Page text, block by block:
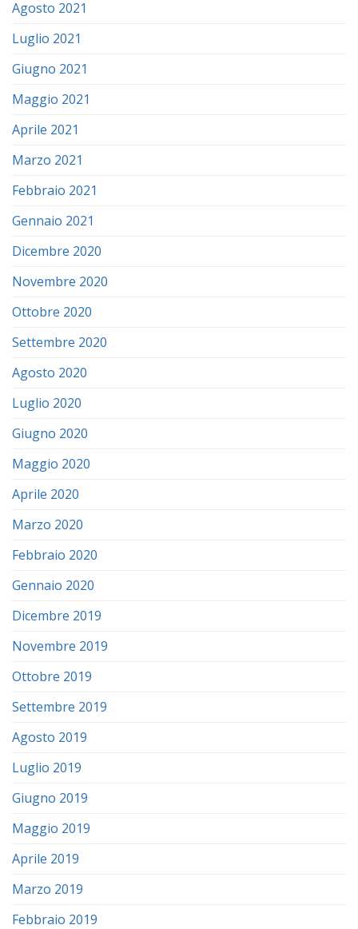
Agosto 2021
Luglio 2021
Giugno 2021
Maggio 2021
Aprile 2021
Marzo 2021
Febbraio 2021
Gennaio 2021
Dicembre 2020
Novembre 2020
Ottobre 2020
Settembre 2020
Agosto 2020
Luglio 2020
Giugno 2020
Maggio 2020
Aprile 2020
Marzo 2020
Febbraio 2020
Gennaio 2020
Dicembre 2019
Novembre 2019
Ottobre 2019
Settembre 2019
Agosto 2019
Luglio 2019
Giugno 2019
Maggio 2019
Aprile 2019
Marzo 2019
Febbraio 2019